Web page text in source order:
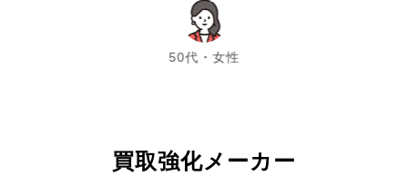
50代・女性
chevron_left chevron_right
買取強化メーカー